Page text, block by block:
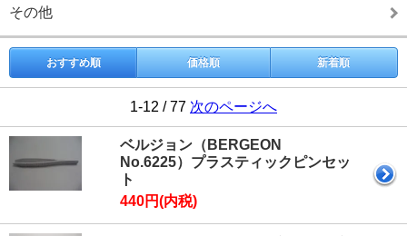
その他
おすすめ順 価格順 新着順
1-12 / 77 次のページへ
ベルジョン（BERGEON
No.6225）プラスティックピンセッ
ト
440円(内税)